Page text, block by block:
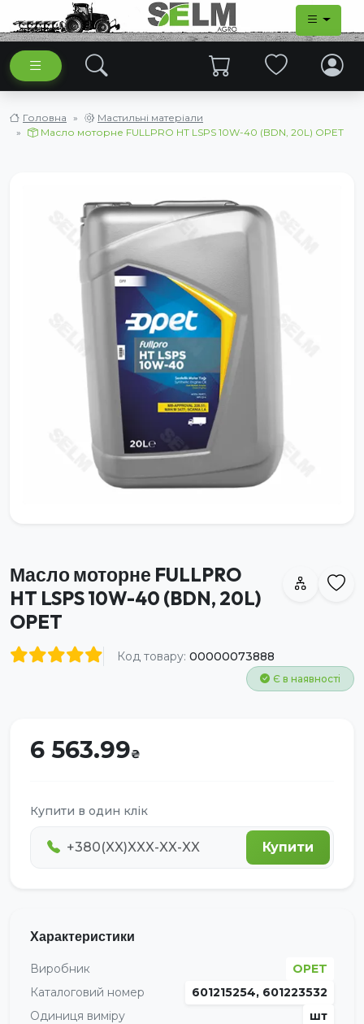
Головна
Мастильні матеріали
Масло моторне FULLPRO HT LSPS 10W-40 (BDN, 20L) OPET
Масло моторне FULLPRO
HT LSPS 10W-40 (BDN, 20L)
OPET
Код товару: 00000073888
Є в наявності
6 563.99
Купити в один клік
Купити
Характеристики
Виробник
OPET
Каталоговий номер
601215254, 601223532
Одиниця виміру
шт